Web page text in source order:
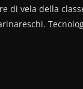
di vela della